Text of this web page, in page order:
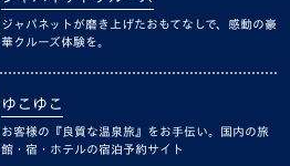
ジャパネットが磨き上げたおもてなしで、感動の豪
華クルーズ体験を。
ゆこゆこ
お客様の『良質な温泉旅』をお手伝い。国内の旅
館・宿・ホテルの宿泊予約サイト